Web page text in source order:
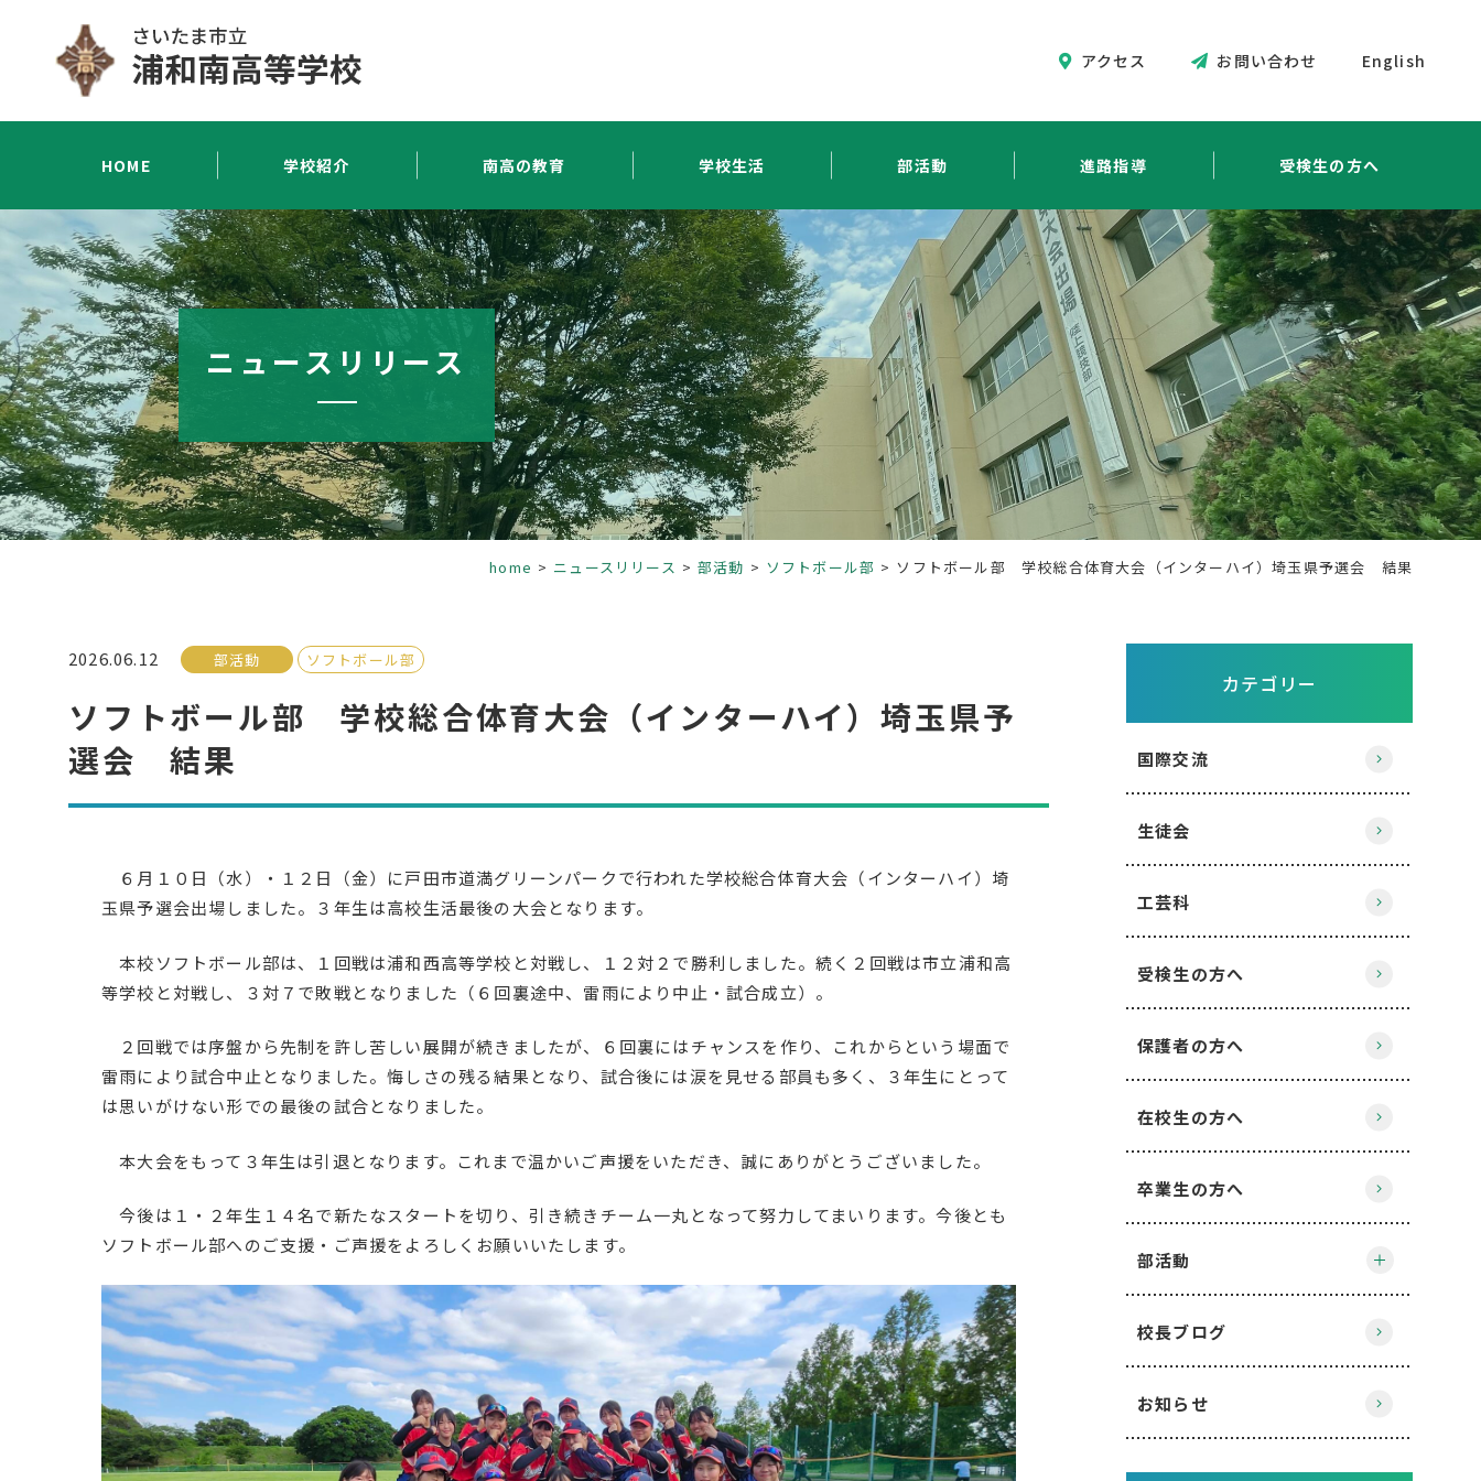
HOME 学校紹介 南高の教育 学校生活 部活動 進路指導 受検生の方へ
アクセス お問い合わせ English
ニュースリリース
home ニュースリリース 部活動 ソフトボール部 ソフトボール部 学校総合体育大会（インターハイ）埼玉県予選会 結果
2026.06.12 部活動 ソフトボール部
ソフトボール部 学校総合体育大会（インターハイ）埼玉県予
選会 結果
６月１０日（水）・１２日（金）に戸田市道満グリーンパークで行われた学校総合体育大会（インターハイ）埼
玉県予選会出場しました。３年生は高校生活最後の大会となります。
本校ソフトボール部は、１回戦は浦和西高等学校と対戦し、１２対２で勝利しました。続く２回戦は市立浦和高
等学校と対戦し、３対７で敗戦となりました（６回裏途中、雷雨により中止・試合成立）。
２回戦では序盤から先制を許し苦しい展開が続きましたが、６回裏にはチャンスを作り、これからという場面で
雷雨により試合中止となりました。悔しさの残る結果となり、試合後には涙を見せる部員も多く、３年生にとって
は思いがけない形での最後の試合となりました。
本大会をもって３年生は引退となります。これまで温かいご声援をいただき、誠にありがとうございました。
今後は１・２年生１４名で新たなスタートを切り、引き続きチーム一丸となって努力してまいります。今後とも
ソフトボール部へのご支援・ご声援をよろしくお願いいたします。
カテゴリー
国際交流
生徒会
工芸科
受検生の方へ
保護者の方へ
在校生の方へ
卒業生の方へ
部活動
校長ブログ
お知らせ